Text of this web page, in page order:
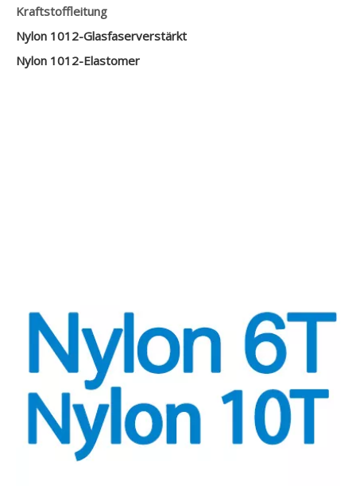
Kraftstoffleitung
Nylon 1012-Glasfaserverstärkt
Nylon 1012-Elastomer